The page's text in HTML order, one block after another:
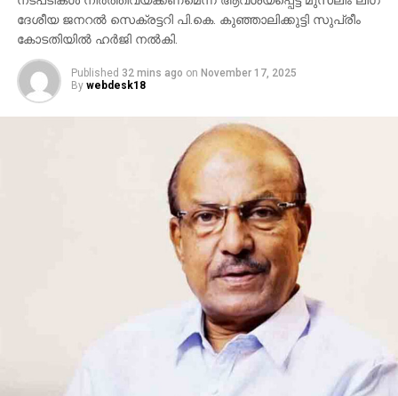
ദേശീയ ജനറല്‍ സെക്രട്ടറി പി.കെ. കുഞ്ഞാലിക്കുട്ടി സുപ്രീം
കോടതിയില്‍ ഹര്‍ജി നല്‍കി.
Published 32 mins ago on November 17, 2025
By webdesk18